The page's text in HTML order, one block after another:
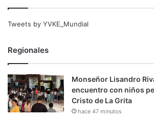
Tweets by YVKE_Mundial
Regionales
Monseñor Lisandro
encuentro con niños
Cristo de La Grita
hace 47 minutos